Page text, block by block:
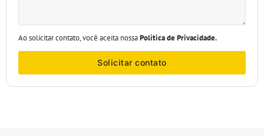
Ao solicitar contato, você aceita nossaPolítica de Privacidade.
Solicitar contato